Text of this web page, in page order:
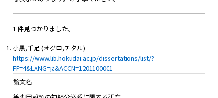
1 件見つかりました。
小黒,千足 (オグロ,チタル)
https://www.lib.hokudai.ac.jp/dissertations/list/?
FF=4&LANG=ja&ACCN=1201100001
論文名